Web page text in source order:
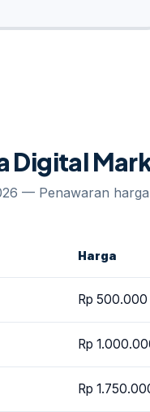
Digital
— Penawaran
Harga
Rp 500.000
Rp
Rp